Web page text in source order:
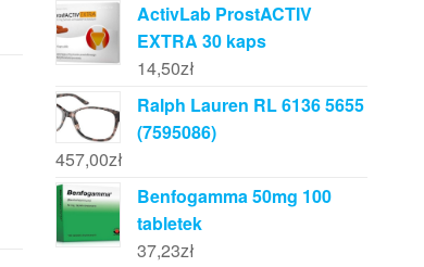
ActivLab ProstACTIV
EXTRA 30 kaps
14,50zł
Ralph Lauren RL 6136 5655
(7595086)
457,00zł
Benfogamma 50mg 100
tabletek
37,23zł